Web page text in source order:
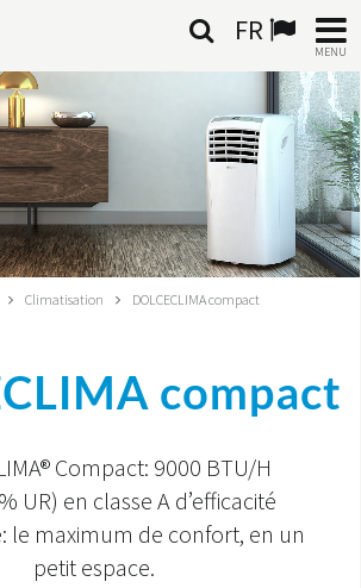
FR
MENU
Climatisation DOLCECLIMA compact
compact
Compact: 9000 BTU/H
UR) en classe A d’efficacité
le maximum de confort, en un
petit espace.